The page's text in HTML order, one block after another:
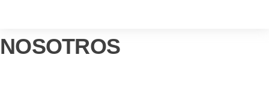
NOSOTROS